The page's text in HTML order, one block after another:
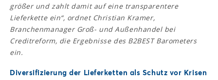
größer und zahlt damit auf eine transparentere
Lieferkette ein“, ordnet Christian Kramer,
Branchenmanager Groß- und Außenhandel bei
Creditreform, die Ergebnisse des B2BEST Barometers
ein.
Diversifizierung der Lieferketten als Schutz vor Krisen